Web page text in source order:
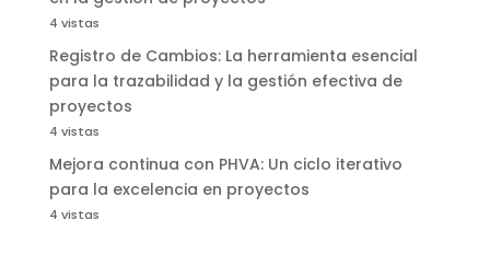
4 vistas
Registro de Cambios: La herramienta esencial
para la trazabilidad y la gestión efectiva de
proyectos
4 vistas
Mejora continua con PHVA: Un ciclo iterativo
para la excelencia en proyectos
4 vistas